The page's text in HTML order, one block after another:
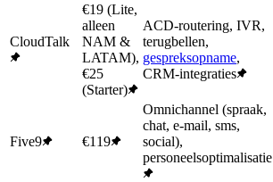
CloudTalk
€19 (Lite,
alleen
NAM &
LATAM),
€25
(Starter)
ACD-routering, IVR,
terugbellen,
gespreksopname,
CRM-integraties
Five9 €119
Omnichannel (spraak,
chat, e-mail, sms,
social),
personeelsoptimalisatie